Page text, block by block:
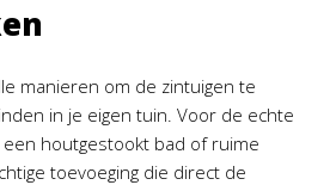
manieren om de zintuigen te
in je eigen tuin. Voor de echte
houtgestookt bad of ruime
toevoeging die direct de